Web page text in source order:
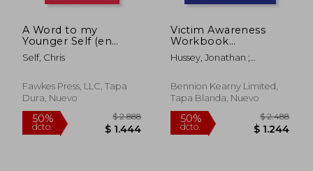
50% 50%
A Word to my
Younger Self (en
Inglés)
Self, Chris
Fawkes Press, LLC, Tapa
Dura, Nuevo
Victim Awareness
Workbook
[Probation Series] (en
Inglés)
Hussey, Jonathan ;
Bennion Kearny Limited,
Tapa Blanda, Nuevo